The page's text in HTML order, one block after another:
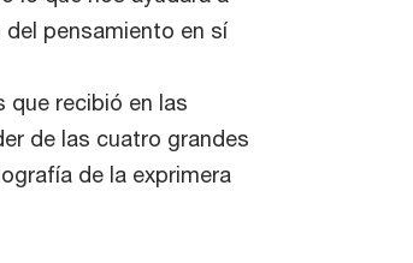
pensamiento en sí
que recibió en las
de las cuatro grandes
de la exprimera